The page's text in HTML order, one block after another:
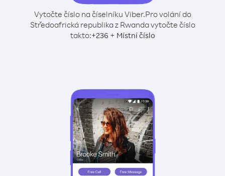
Vytočte číslo na číselníku Viber.Pro volání do
Středoafrická republika z Rwanda vytočte číslo
takto:+236 + Místní číslo